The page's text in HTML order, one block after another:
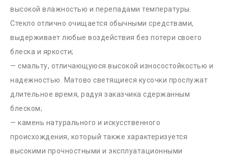
высокой влажностью и перепадами температуры.
Стекло отлично очищается обычными средствами,
выдерживает любые воздействия без потери своего
блеска и яркости;
— смальту, отличающуюся высокой износостойкостью и
надежностью. Матово светящиеся кусочки прослужат
длительное время, радуя заказчика сдержанным
блеском;
— камень натурального и искусственного
происхождения, который также характеризуется
высокими прочностными и эксплуатационными